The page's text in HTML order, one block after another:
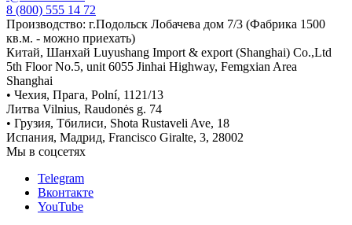
8 (800) 555 14 72
Производство: г.Подольск Лобачева дом 7/3 (Фабрика 1500
кв.м. - можно приехать)
Китай, Шанхай Luyushang Import & export (Shanghai) Co.,Ltd
5th Floor No.5, unit 6055 Jinhai Highway, Femgxian Area
Shanghai
• Чехия, Прага, Polní, 1121/13
Литва Vilnius, Raudonės g. 74
• Грузия, Тбилиси, Shota Rustaveli Ave, 18
Испания, Мадрид, Francisco Giralte, 3, 28002
Мы в соцсетях
Telegram
Вконтакте
YouTube